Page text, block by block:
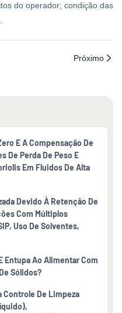
do operador; condição das
Próximo
E A Compensação De
De Perda De Peso E
Em Fluidos De Alta
Devido À Retenção De
Com Múltiplos
Uso De Solventes,
Entupa Ao Alimentar Com
Sólidos?
Controle De Limpeza